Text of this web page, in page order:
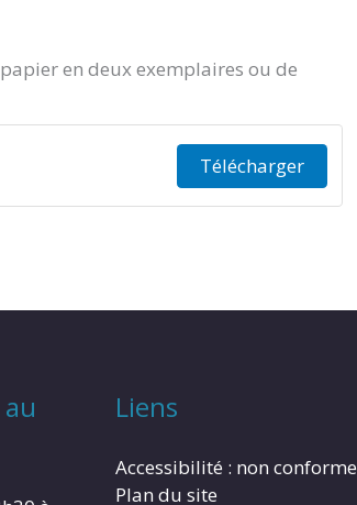
en deux exemplaires ou de
Télécharger
Liens
Accessibilité : non conforme
Plan du site